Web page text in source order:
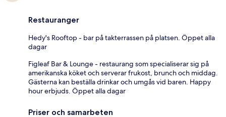
Restauranger
Hedy's Rooftop - bar på takterrassen på platsen. Öppet alla
dagar
Figleaf Bar & Lounge - restaurang som specialiserar sig på
amerikanska köket och serverar frukost, brunch och middag.
Gästerna kan beställa drinkar och umgås vid baren. Happy
hour erbjuds. Öppet alla dagar
Priser och samarbeten